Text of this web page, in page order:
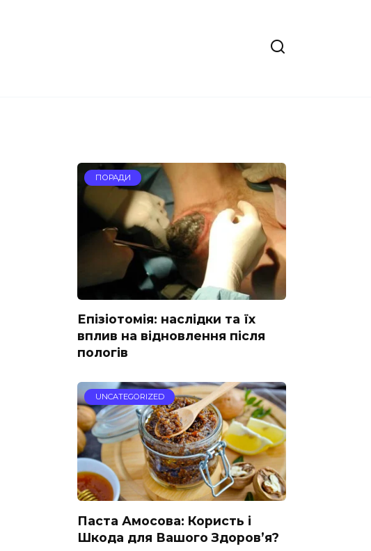
ПОРАДИ
Епізіотомія: наслідки та їх
вплив на відновлення після
пологів
UNCATEGORIZED
Паста Амосова: Користь і
Шкода для Вашого Здоров’я?